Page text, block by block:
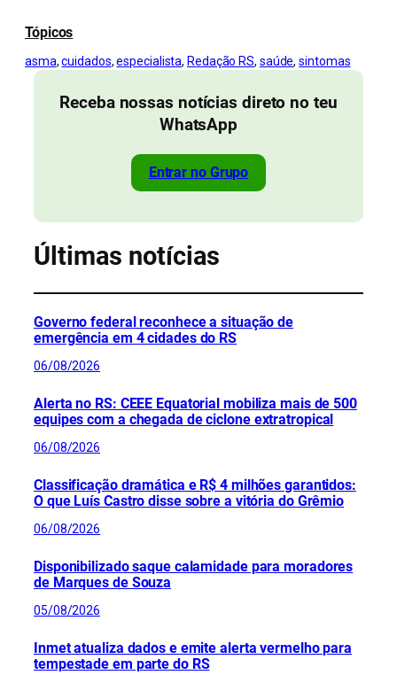
Tópicos
asma, cuidados, especialista, Redação RS, saúde, sintomas
Receba nossas notícias direto no teu
WhatsApp
Entrar no Grupo
Últimas notícias
Governo federal reconhece a situação de
emergência em 4 cidades do RS
06/08/2026
Alerta no RS: CEEE Equatorial mobiliza mais de 500
equipes com a chegada de ciclone extratropical
06/08/2026
Classificação dramática e R$ 4 milhões garantidos:
O que Luís Castro disse sobre a vitória do Grêmio
06/08/2026
Disponibilizado saque calamidade para moradores
de Marques de Souza
05/08/2026
Inmet atualiza dados e emite alerta vermelho para
tempestade em parte do RS